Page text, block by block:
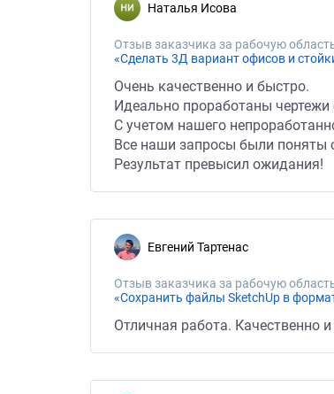
Наталья Исова
Отзыв заказчика за рабочую
«Сделать 3Д вариант офисов и
Очень качественно и быстро.
Идеально проработаны
С учетом нашего
Все наши запросы были поняты
Результат превысил ожидания!
Евгений Тартенас
Отзыв заказчика за рабочую
«Сохранить файлы SketchUp в
Отличная работа. Качественно